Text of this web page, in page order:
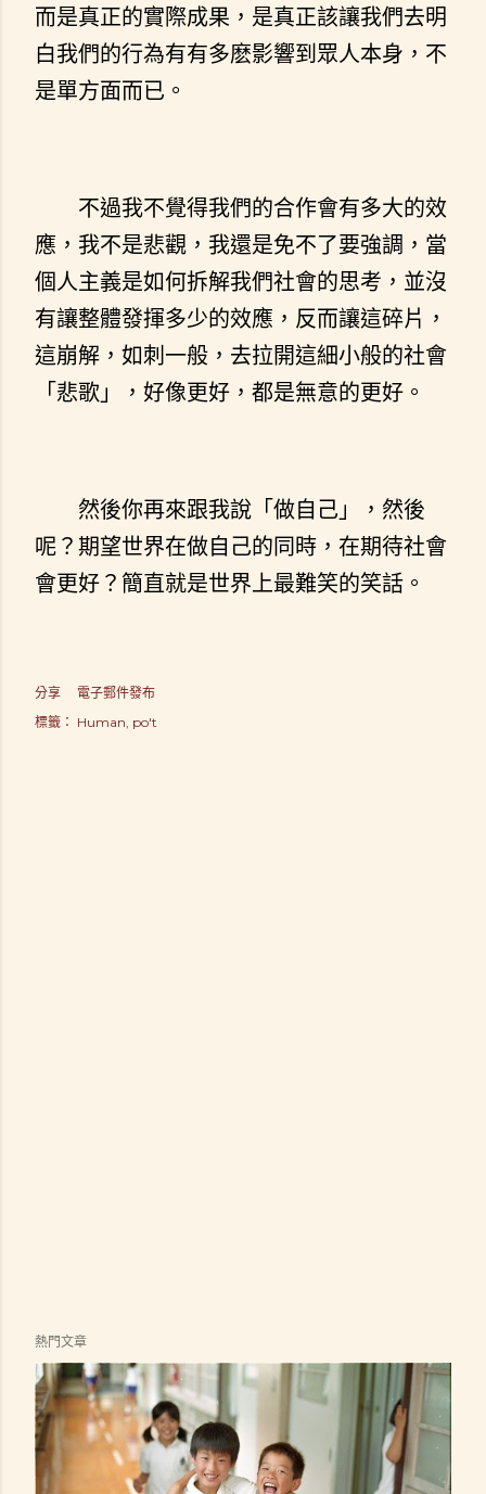
而是真正的實際成果，是真正該讓我們去明
白我們的行為有有多麽影響到眾人本身，不
是單方面而已。
不過我不覺得我們的合作會有多大的效
應，我不是悲觀，我還是免不了要強調，當
個人主義是如何拆解我們社會的思考，並沒
有讓整體發揮多少的效應，反而讓這碎片，
這崩解，如刺一般，去拉開這細小般的社會
「悲歌」，好像更好，都是無意的更好。
然後你再來跟我說「做自己」，然後
呢？期望世界在做自己的同時，在期待社會
會更好？簡直就是世界上最難笑的笑話。
分享
電子郵件發布
標籤： Human po't
熱門文章